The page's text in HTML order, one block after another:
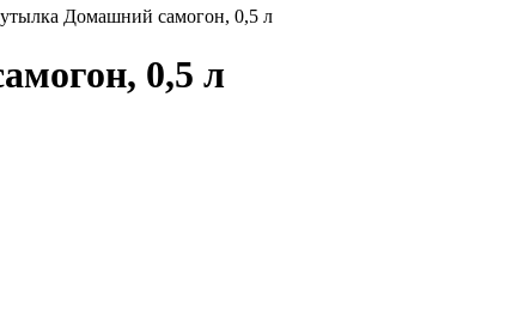
Домашний самогон, 0,5 л
0,5 л